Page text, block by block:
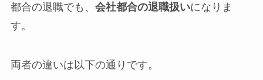
都合の退職でも、 会社都合の退職扱いになりま
す。
両者の違いは以下の通りです。